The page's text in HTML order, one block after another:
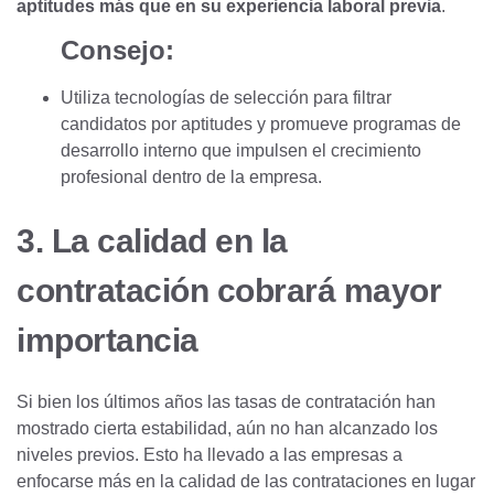
aptitudes más que en su experiencia laboral previa.
Consejo:
Utiliza tecnologías de selección para filtrar
candidatos por aptitudes y promueve programas de
desarrollo interno que impulsen el crecimiento
profesional dentro de la empresa.
3. La calidad en la
contratación cobrará mayor
importancia
Si bien los últimos años las tasas de contratación han
mostrado cierta estabilidad, aún no han alcanzado los
niveles previos. Esto ha llevado a las empresas a
enfocarse más en la calidad de las contrataciones en lugar